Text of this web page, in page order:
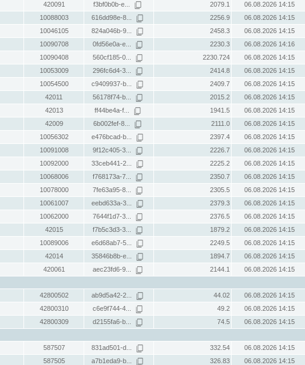
420091 f3bf0b0b-e... 2079.1
06.08.2026 14:15
10088003 616dd98e-8... 2256.9
06.08.2026 14:15
10046105 824a046b-9... 2458.3
06.08.2026 14:15
10090708 0fd56e0a-e... 2230.3
06.08.2026 14:16
10090408 560cf185-0... 2230.724
06.08.2026 14:15
10053009 296fc6d4-3... 2414.8
06.08.2026 14:15
10054500 c9409937-b... 2409.7
06.08.2026 14:15
42011 56178f74-b... 2015.2
06.08.2026 14:15
42013 ff44be4a-f... 1941.5
06.08.2026 14:15
42009 6b002fef-8... 2111.0
06.08.2026 14:15
10056302 e476bcad-b... 2397.4
06.08.2026 14:15
10091008 9f12c405-3... 2226.7
06.08.2026 14:15
10092000 33ceb441-2... 2225.2
06.08.2026 14:15
10068006 f768173a-7... 2350.7
06.08.2026 14:15
10078000 7fe63a95-8... 2305.5
06.08.2026 14:15
10061007 eebd633a-3... 2379.3
06.08.2026 14:15
10062000 7644f1d7-3... 2376.5
06.08.2026 14:15
42015 f7b5c3d3-3... 1879.2
06.08.2026 14:15
10089006 e6d68ab7-5... 2249.5
06.08.2026 14:15
42014 35846b8b-e... 1894.7
06.08.2026 14:15
420061 aec23fd6-9... 2144.1
06.08.2026 14:15
42800502 ab9d5a42-2... 44.02
06.08.2026 14:15
42800310 c6e9f744-4... 49.2
06.08.2026 14:15
42800309 d2155fa6-b... 74.5
06.08.2026 14:15
587507 831ad501-d... 332.54
06.08.2026 14:15
587505 a7b1eda9-b... 326.83
06.08.2026 14:15